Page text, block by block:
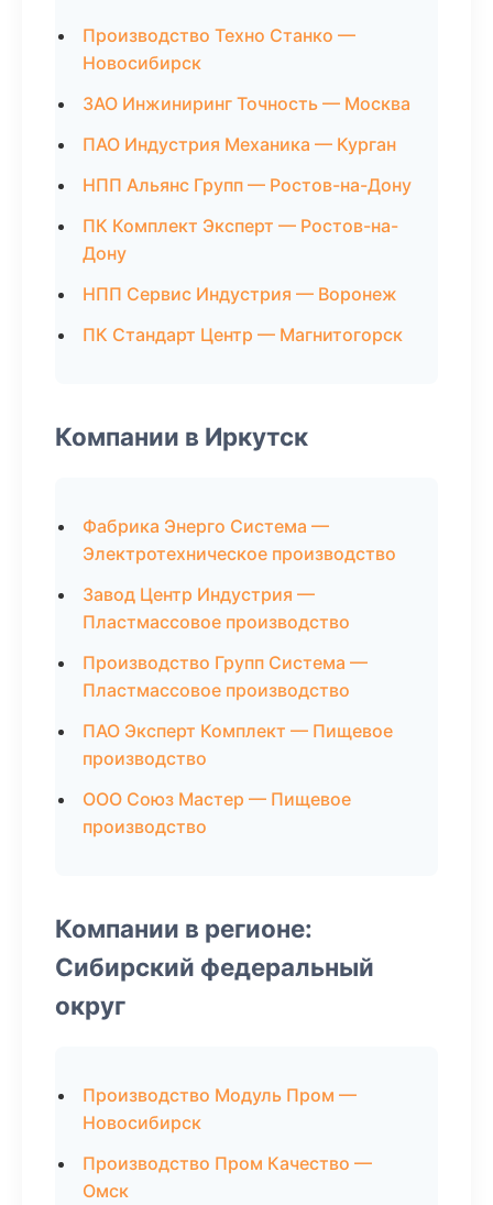
Производство Техно Станко —
Новосибирск
ЗАО Инжиниринг Точность — Москва
ПАО Индустрия Механика — Курган
НПП Альянс Групп — Ростов-на-Дону
ПК Комплект Эксперт — Ростов-на-
Дону
НПП Сервис Индустрия — Воронеж
ПК Стандарт Центр — Магнитогорск
Компании в Иркутск
Фабрика Энерго Система —
Электротехническое производство
Завод Центр Индустрия —
Пластмассовое производство
Производство Групп Система —
Пластмассовое производство
ПАО Эксперт Комплект — Пищевое
производство
ООО Союз Мастер — Пищевое
производство
Компании в регионе:
Сибирский федеральный
округ
Производство Модуль Пром —
Новосибирск
Производство Пром Качество —
Омск